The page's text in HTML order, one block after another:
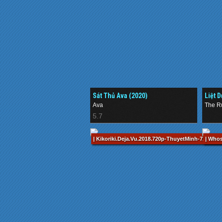
Sát Thủ Ava (2020)
Ava
5.7
Liệt
The
| Kikoriki.Deja.Vu.2018.720p-ThuyetMinh- |